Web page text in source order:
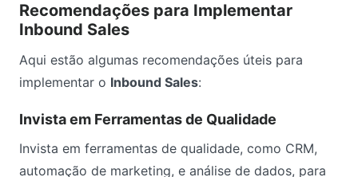
Recomendações para Implementar
Inbound Sales
Aqui estão algumas recomendações úteis para
implementar o Inbound Sales:
Invista em Ferramentas de Qualidade
Invista em ferramentas de qualidade, como CRM,
automação de marketing, e análise de dados, para